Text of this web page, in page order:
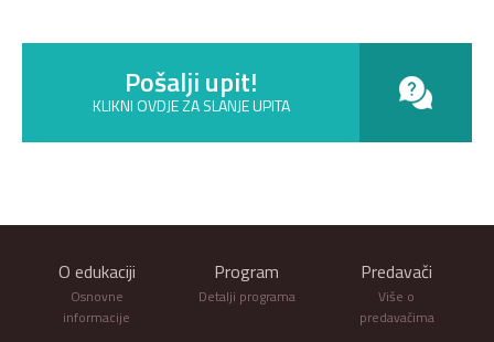
Pošalji upit!
KLIKNI OVDJE ZA SLANJE UPITA
O edukaciji
Osnovne
informacije
Program
Detalji programa
Predavači
Više o
predavačima